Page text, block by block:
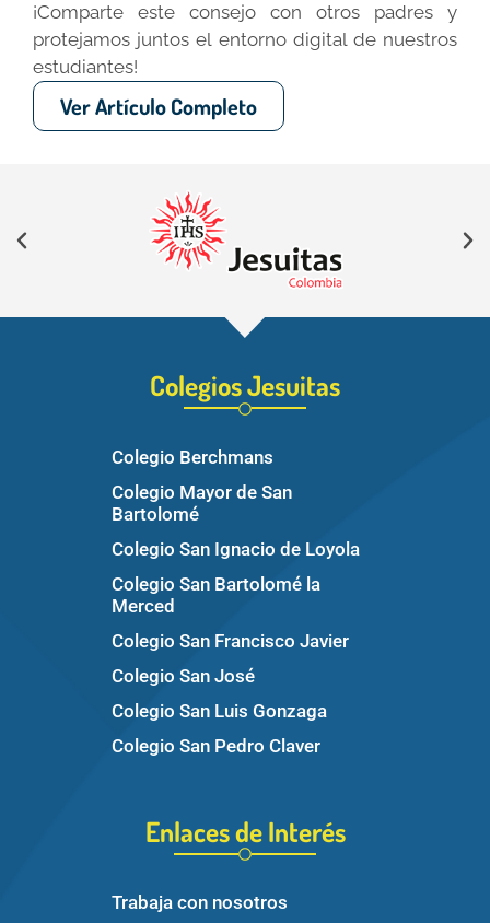
¡Comparte este consejo con otros padres y
protejamos juntos el entorno digital de nuestros
estudiantes!
Ver Artículo Completo
Colegios Jesuitas
Colegio Berchmans
Colegio Mayor de San
Bartolomé
Colegio San Ignacio de Loyola
Colegio San Bartolomé la
Merced
Colegio San Francisco Javier
Colegio San José
Colegio San Luis Gonzaga
Colegio San Pedro Claver
Enlaces de Interés
Trabaja con nosotros